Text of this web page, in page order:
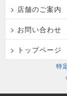
> 店舗のご案内
> お問い合わせ
> トップページ
特